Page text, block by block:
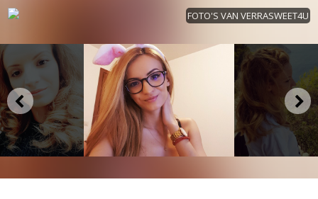
FOTO'S VAN VERRASWEET4U